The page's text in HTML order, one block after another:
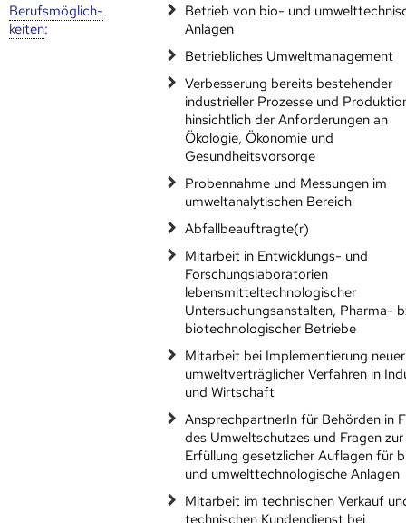
Berufs­möglich­
keiten:
Betrieb von bio- und
Anlagen
Betriebliches Umweltmanagement
Verbesserung bereits bestehender
industrieller Prozesse und
hinsichtlich der Anforderungen an
Ökologie, Ökonomie und
Gesundheitsvorsorge
Probennahme und Messungen im
umweltanalytischen Bereich
Abfallbeauftragte(r)
Mitarbeit in Entwicklungs- und
Forschungslaboratorien
lebensmitteltechnologischer
Untersuchungsanstalten, Pharma-
biotechnologischer Betriebe
Mitarbeit bei Implementierung neuer
umweltverträglicher Verfahren in
und Wirtschaft
AnsprechpartnerIn für Behörden in
des Umweltschutzes und Fragen zur
Erfüllung gesetzlicher Auflagen für
und umwelttechnologische Anlagen
Mitarbeit im technischen Verkauf
technischen Kundendienst bei